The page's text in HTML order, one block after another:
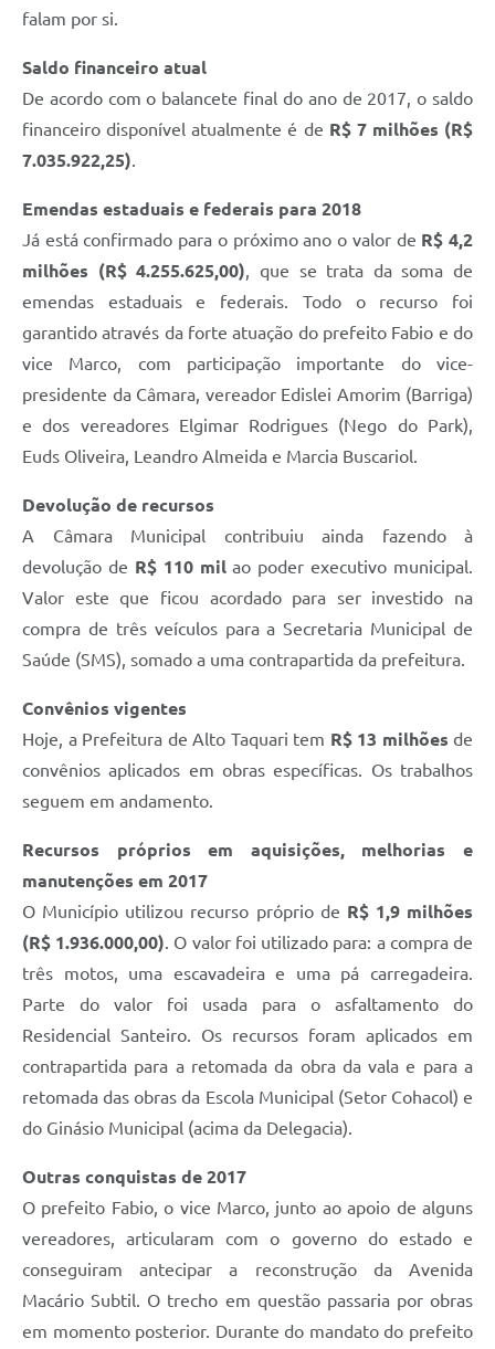
falam por si.
Saldo financeiro atual
De acordo com o balancete final do ano de 2017, o saldo
financeiro disponível atualmente é de R$ 7 milhões (R$
7.035.922,25).
Emendas estaduais e federais para 2018
Já está confirmado para o próximo ano o valor de R$ 4,2
milhões (R$ 4.255.625,00), que se trata da soma de
emendas estaduais e federais. Todo o recurso foi
garantido através da forte atuação do prefeito Fabio e do
vice Marco, com participação importante do vice-
presidente da Câmara, vereador Edislei Amorim (Barriga)
e dos vereadores Elgimar Rodrigues (Nego do Park),
Euds Oliveira, Leandro Almeida e Marcia Buscariol.
Devolução de recursos
A Câmara Municipal contribuiu ainda fazendo à
devolução de R$ 110 milao poder executivo municipal.
Valor este que ficou acordado para ser investido na
compra de três veículos para a Secretaria Municipal de
Saúde (SMS), somado a uma contrapartida da prefeitura.
Convênios vigentes
Hoje, a Prefeitura de Alto Taquari tem R$ 13 milhões de
convênios aplicados em obras específicas. Os trabalhos
seguem em andamento.
Recursos próprios em aquisições, melhorias e
manutenções em 2017
O Município utilizou recurso próprio de R$ 1,9 milhões
(R$ 1.936.000,00). O valor foi utilizado para: a compra de
três motos, uma escavadeira e uma pá carregadeira.
Parte do valor foi usada para o asfaltamento do
Residencial Santeiro. Os recursos foram aplicados em
contrapartida para a retomada da obra da vala e para a
retomada das obras da Escola Municipal (Setor Cohacol) e
do Ginásio Municipal (acima da Delegacia).
Outras conquistas de 2017
O prefeito Fabio, o vice Marco, junto ao apoio de alguns
vereadores, articularam com o governo do estado e
conseguiram antecipar a reconstrução da Avenida
Macário Subtil. O trecho em questão passaria por obras
em momento posterior. Durante do mandato do prefeito